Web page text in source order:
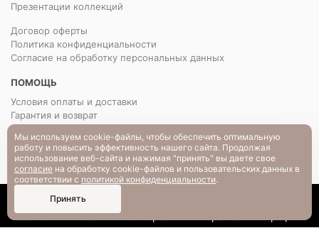
Каталог Поиск
Презентации коллекций
Договор оферты
Политика конфиденциальности
Согласие на обработку персональных данных
ПОМОЩЬ
Условия оплаты и доставки
Гарантия и возврат
РАЗМЕРНАЯ СЕТКА
Вопрос-ответ
Мы используем cookie-файлы, чтобы обеспечить оптимальную
работу и повысить эффективность нашего сайта. Продолжая
использование веб-сайта и нажимая "принять" вы даете свое
согласие на обработку cookie-файлов и пользовательских данных в
соответствии с политикой конфиденциальности.
Принять